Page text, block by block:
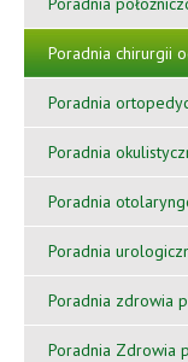
Poradnia chirurgii
Poradnia
Poradnia
Poradnia
Poradnia
Poradnia zdrowia
Poradnia Zdrowia